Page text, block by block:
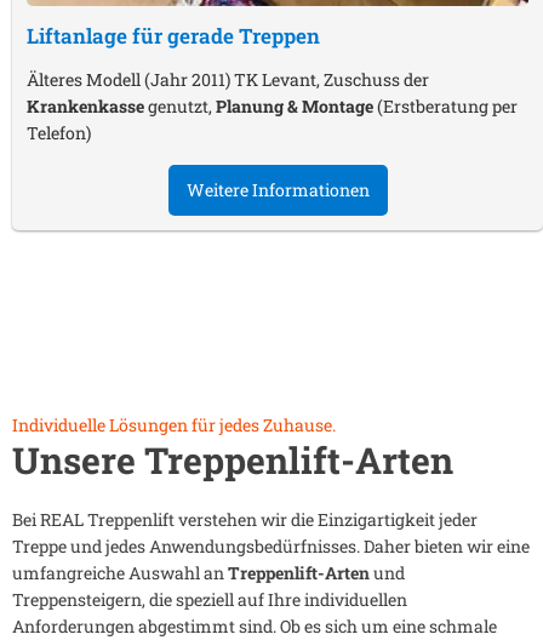
Liftanlage für gerade Treppen
Älteres Modell (Jahr 2011) TK Levant, Zuschuss der
Krankenkassegenutzt,Planung & Montage(Erstberatung per
Telefon)
Weitere Informationen
Individuelle Lösungen für jedes Zuhause.
Unsere Treppenlift-Arten
Bei REAL Treppenlift verstehen wir die Einzigartigkeit jeder
Treppe und jedes Anwendungsbedürfnisses. Daher bieten wir eine
umfangreiche Auswahl anTreppenlift-Artenund
Treppensteigern, die speziell auf Ihre individuellen
Anforderungen abgestimmt sind. Ob es sich um eine schmale